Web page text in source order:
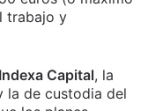
trabajo y
Capital, la
la de custodia del